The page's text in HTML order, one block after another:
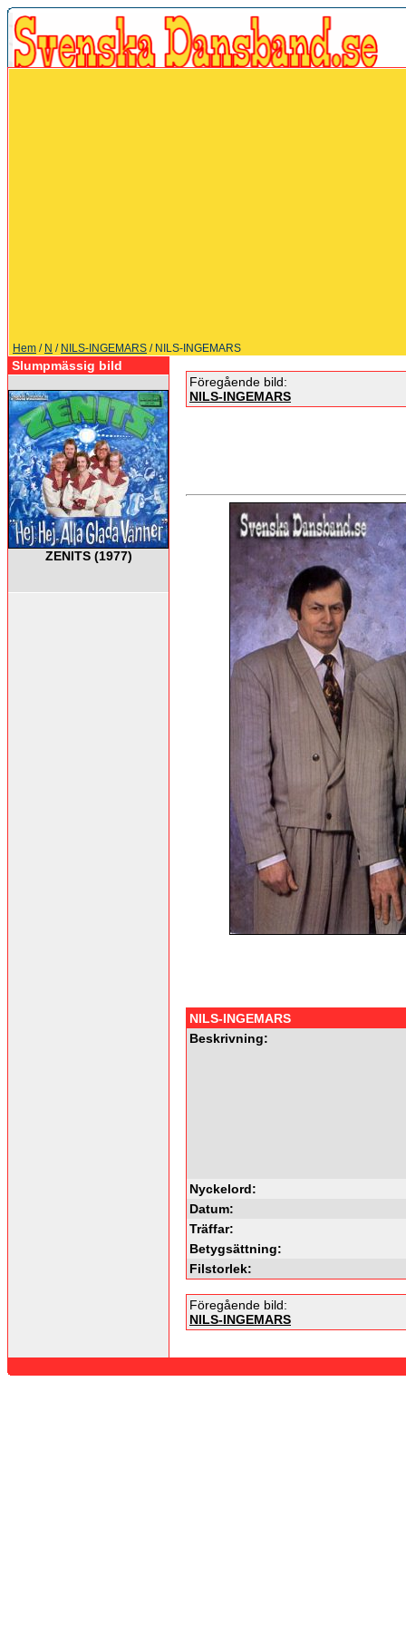
Hem / N / NILS-INGEMARS / NILS-INGEMARS
Slumpmässig bild
ZENITS (1977)
Föregående bild:
NILS-INGEMARS
NILS-INGEMARS
Beskrivning:
Nyckelord:
Datum:
Träffar:
Betygsättning:
Filstorlek:
Föregående bild:
NILS-INGEMARS